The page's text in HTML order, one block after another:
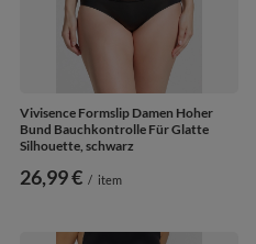
Vivisence Formslip Damen Hoher
Bund Bauchkontrolle Für Glatte
Silhouette, schwarz
26,99 € / item